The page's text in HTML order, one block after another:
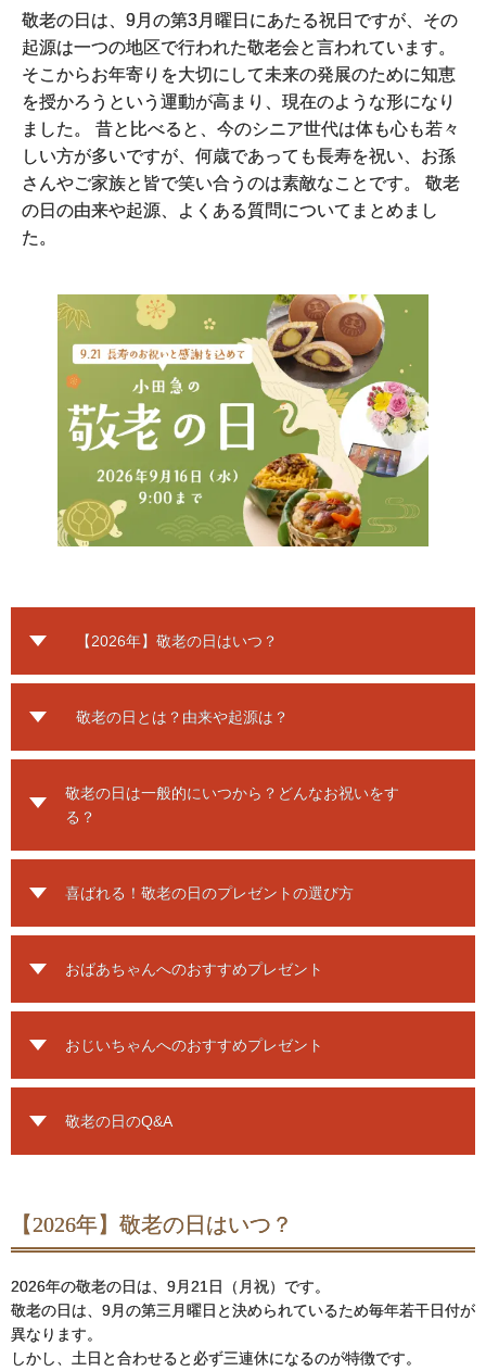
敬老の日は、9月の第3月曜日にあたる祝日ですが、その
起源は一つの地区で行われた敬老会と言われています。
そこからお年寄りを大切にして未来の発展のために知恵
を授かろうという運動が高まり、現在のような形になり
ました。 昔と比べると、今のシニア世代は体も心も若々
しい方が多いですが、何歳であっても長寿を祝い、お孫
さんやご家族と皆で笑い合うのは素敵なことです。 敬老
の日の由来や起源、よくある質問についてまとめまし
た。
【2026年】敬老の日はいつ？
敬老の日とは？由来や起源は？
敬老の日は一般的にいつから？どんなお祝いをす
る？
喜ばれる！敬老の日のプレゼントの選び方
おばあちゃんへのおすすめプレゼント
おじいちゃんへのおすすめプレゼント
敬老の日のQ&A
【2026年】敬老の日はいつ？
2026年の敬老の日は、9月21日（月祝）です。
敬老の日は、9月の第三月曜日と決められているため毎年若干日付が
異なります。
しかし、土日と合わせると必ず三連休になるのが特徴です。